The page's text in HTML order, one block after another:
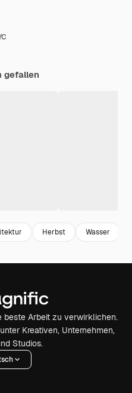
gefallen
Herbst Wasser
beste Arbeit zu verwirklichen.
Kreativen, Unternehmen,
Studios.